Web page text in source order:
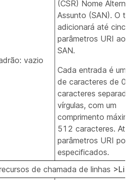
vazio
(CSR) Nome
Assunto (SAN). O
adicionará até cinco
parâmetros URI ao
SAN.
Cada entrada é uma
de caracteres de 0
caracteres
vírgulas, com um
comprimento
512 caracteres. Até
parâmetros URI
especificados.
de chamada de linhas